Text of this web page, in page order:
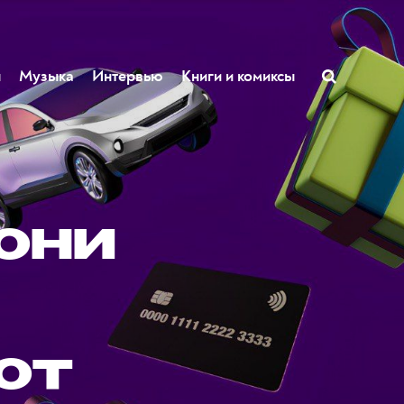
Музыка Интервью Книги и комиксы